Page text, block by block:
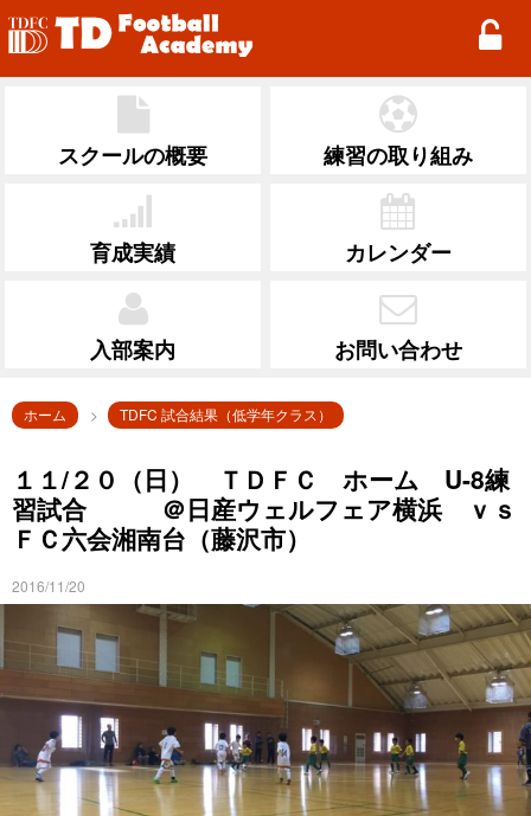
スクールの概要 練習の取り組み
育成実績 カレンダー
入部案内 お問い合わせ
ホーム TDFC 試合結果（低学年クラス）
１１/２０（日） ＴＤＦＣ ホーム U-8練
習試合 ＠日産ウェルフェア横浜 ｖｓ
ＦＣ六会湘南台（藤沢市）
2016/11/20